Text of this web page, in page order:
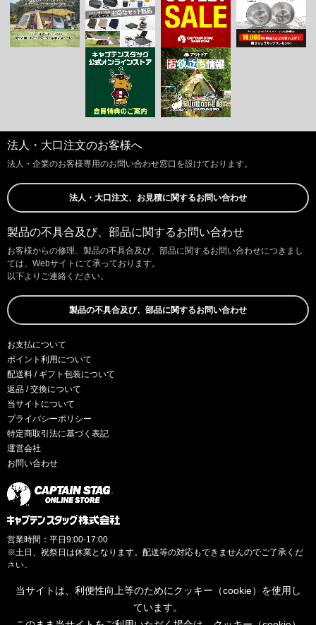
法人・大口注文のお客様へ
法人・企業のお客様専用のお問い合わせ窓口を設けております。
法人・大口注文、お見積に関するお問い合わせ
製品の不具合及び、部品に関するお問い合わせ
お客様からの修理、製品の不具合及び、部品に関するお問い合わせにつきまし
ては、Webサイトにて承っております。
以下よりご連絡ください。
製品の不具合及び、部品に関するお問い合わせ
お支払について
ポイント利用について
配送料 / ギフト包装について
返品 / 交換について
当サイトについて
プライバシーポリシー
特定商取引法に基づく表記
運営会社
お問い合わせ
営業時間：平日9:00-17:00
※土日、祝祭日は休業となります。配送等の対応もできませんのでご了承くだ
さい。
当サイトは、利便性向上等のためにクッキー（cookie）を使用し
ています。